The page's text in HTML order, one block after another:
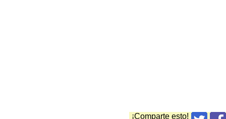
¡Comparte esto!